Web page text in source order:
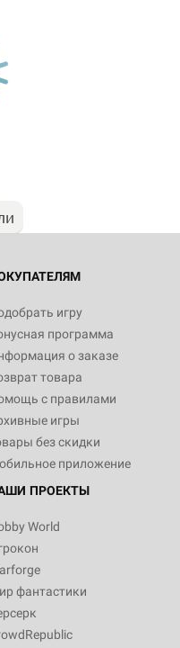
игру
программа
о заказе
товара
с правилами
игры
без скидки
приложение
ПРОЕКТЫ
World
фантастики